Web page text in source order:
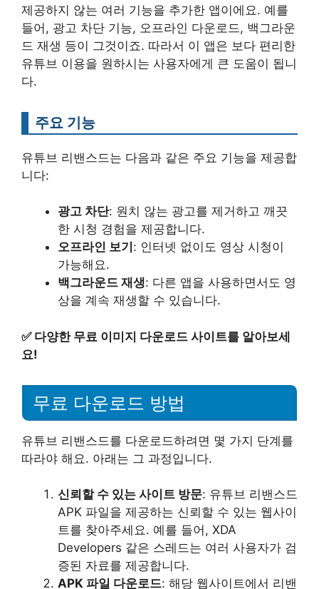
제공하지 않는 여러 기능을 추가한 앱이에요. 예를
들어, 광고 차단 기능, 오프라인 다운로드, 백그라운
드 재생 등이 그것이죠. 따라서 이 앱은 보다 편리한
유튜브 이용을 원하시는 사용자에게 큰 도움이 됩니
다.
주요 기능
유튜브 리밴스드는 다음과 같은 주요 기능을 제공합
니다:
광고 차단: 원치 않는 광고를 제거하고 깨끗
한 시청 경험을 제공합니다.
오프라인 보기 : 인터넷 없이도 영상 시청이
가능해요.
백그라운드 재생: 다른 앱을 사용하면서도 영
상을 계속 재생할 수 있습니다.
✅ 다양한 무료 이미지 다운로드 사이트를 알아보세
요!
무료 다운로드 방법
유튜브 리밴스드를 다운로드하려면 몇 가지 단계를
따라야 해요. 아래는 그 과정입니다.
신뢰할 수 있는 사이트 방문: 유튜브 리밴스드
APK 파일을 제공하는 신뢰할 수 있는 웹사이
트를 찾아주세요. 예를 들어, XDA
Developers 같은 스레드는 여러 사용자가 검
증된 자료를 제공합니다.
APK 파일 다운로드: 해당 웹사이트에서 리밴